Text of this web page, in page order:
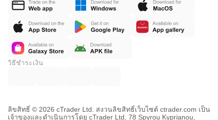
วิธีชำระเงิน
ลิขสิทธิ์ © 2026 cTrader Ltd. สงวนลิขสิทธิ์เว็บไซต์ ctrader.com เป็น
เจ้าของและดำเนินการโดย cTrader Ltd, 78 Spyrou Kyprianou,